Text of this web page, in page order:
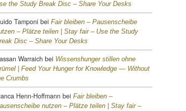
the Study Break Disc – Share Your Desks
Tamponi bei Fair bleiben – Pausenscheibe
– Plätze teilen | Stay fair – Use the Study
Disc – Share Your Desks
Warraich bei Wissenshunger stillen ohne
| Feed Your Hunger for Knowledge — Without
Crumbs
Henn-Hoffmann bei Fair bleiben –
nutzen – Plätze teilen | Stay fair –